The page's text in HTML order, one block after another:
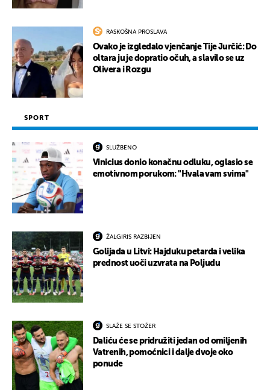
RASKOŠNA PROSLAVA
Ovako je izgledalo vjenčanje Tije Jurčić: Do
oltara ju je dopratio očuh, a slavilo se uz
Olivera i Rozgu
SPORT
SLUŽBENO
Vinicius donio konačnu odluku, oglasio se
emotivnom porukom: "Hvala vam svima"
ŽALGIRIS RAZBIJEN
Golijada u Litvi: Hajduku petarda i velika
prednost uoči uzvrata na Poljudu
SLAŽE SE STOŽER
Daliću će se pridružiti jedan od omiljenih
Vatrenih, pomoćnici i dalje dvoje oko
ponude